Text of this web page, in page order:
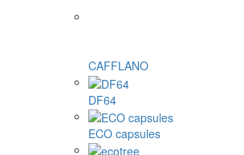
CAFFLANO
DF64
ECO capsules